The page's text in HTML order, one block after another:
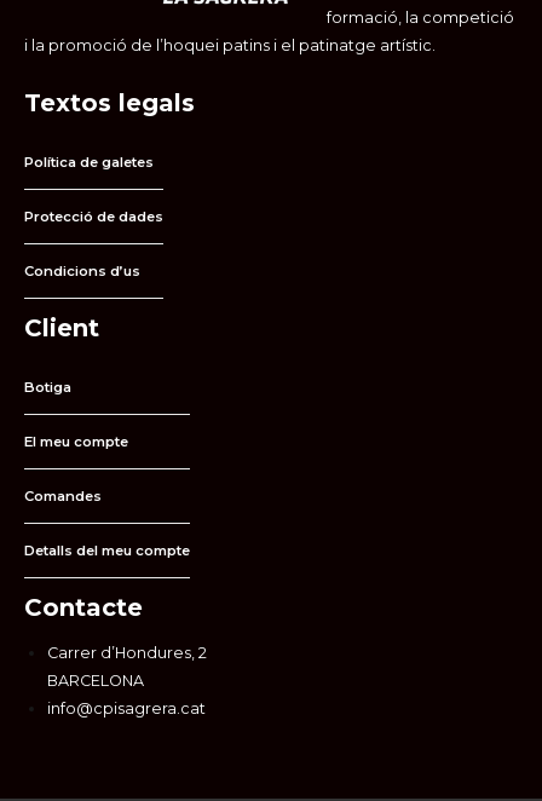
formació, la competició
i la promoció de l’hoquei patins i el patinatge artístic.
Textos legals
Política de galetes
Protecció de dades
Condicions d’us
Client
Botiga
El meu compte
Comandes
Detalls del meu compte
Contacte
Carrer d’Hondures, 2
BARCELONA
info@cpisagrera.cat